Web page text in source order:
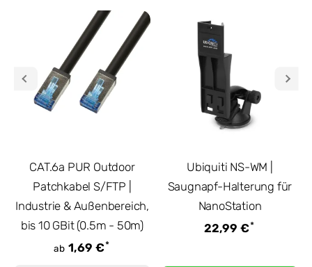
CAT.6a PUR Outdoor
Patchkabel S/FTP |
Industrie & Außenbereich,
bis 10 GBit (0.5m - 50m)
ab 1,69 €*
Ubiquiti NS-WM |
Saugnapf-Halterung für
NanoStation
22,99 €*